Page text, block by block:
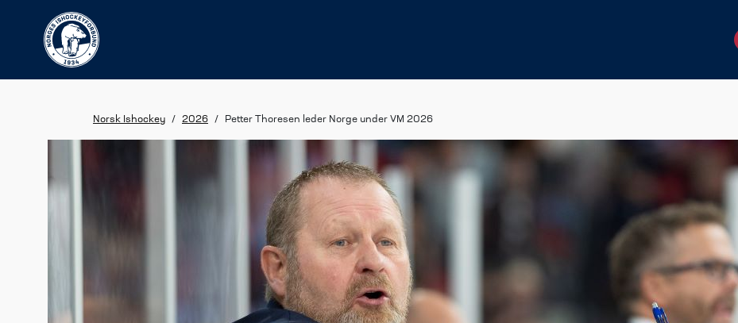
Norsk Ishockey / 2026 / Petter Thoresen leder Norge under VM 2026